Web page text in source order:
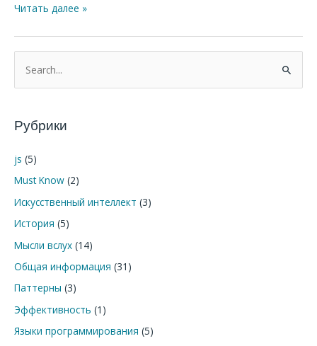
Читать далее »
о
с
:
Рубрики
js (5)
Must Know (2)
Искусственный интеллект (3)
История (5)
Мысли вслух (14)
Общая информация (31)
Паттерны (3)
Эффективность (1)
Языки программирования (5)